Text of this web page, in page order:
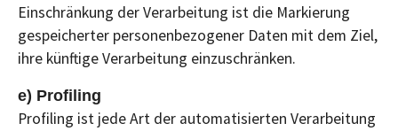
Einschränkung der Verarbeitung ist die Markierung
gespeicherter personenbezogener Daten mit dem Ziel,
ihre künftige Verarbeitung einzuschränken.
e) Profiling
Profiling ist jede Art der automatisierten Verarbeitung